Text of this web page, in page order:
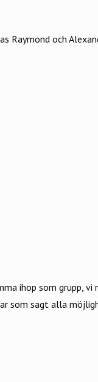
Raymond och
ihop som grupp, vi
som sagt alla